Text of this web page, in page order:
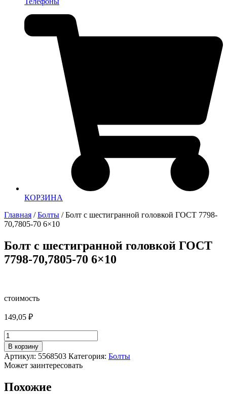
КОРЗИНА
Главная /Болты / Болт с шестигранной головкой ГОСТ 7798-
70,7805-70 6×10
Болт с шестигранной головкой ГОСТ
7798-70,7805-70 6×10
стоимость
149,05 ₽
Количество
товара
Болт
с
шестигранной
ГОСТ
В корзину
Артикул: 5568503 Категория: Болты
Может заинтересовать
Похожие